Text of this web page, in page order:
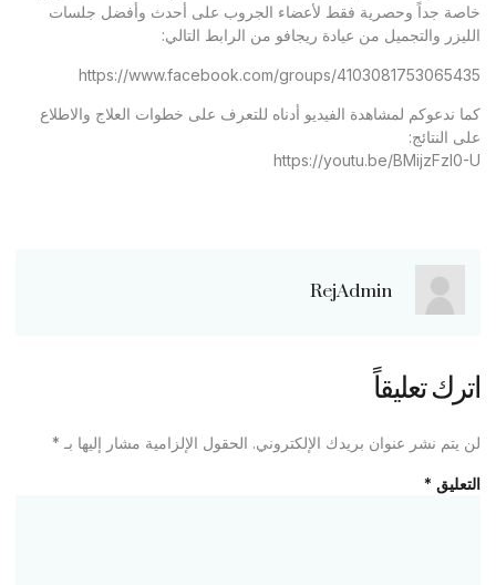
خاصة جداً وحصرية فقط لأعضاء الجروب على أحدث وأفضل جلسات
الليزر والتجميل من عيادة ريجافو من الرابط التالي:
https://www.facebook.com/groups/4103081753065435
كما ندعوكم لمشاهدة الفيديو أدناه للتعرف على خطوات العلاج والاطلاع
على النتائج:
https://youtu.be/BMijzFzl0-U
RejAdmin
اترك تعليقاً
لن يتم نشر عنوان بريدك الإلكتروني. الحقول الإلزامية مشار إليها بـ *
التعليق *